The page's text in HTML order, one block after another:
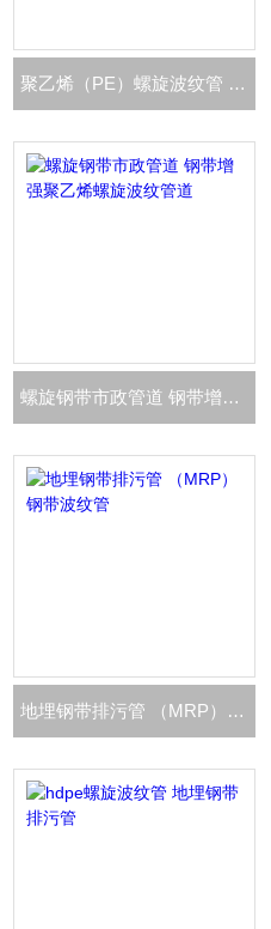
聚乙烯（PE）螺旋波纹管 钢带排污管道
螺旋钢带市政管道 钢带增强聚乙烯螺旋波纹管道
地埋钢带排污管 （MRP）钢带波纹管